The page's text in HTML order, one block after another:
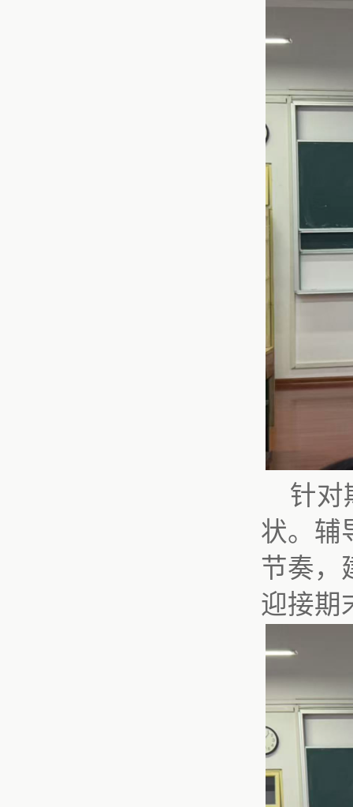
针对
状。辅
节奏，
迎接期